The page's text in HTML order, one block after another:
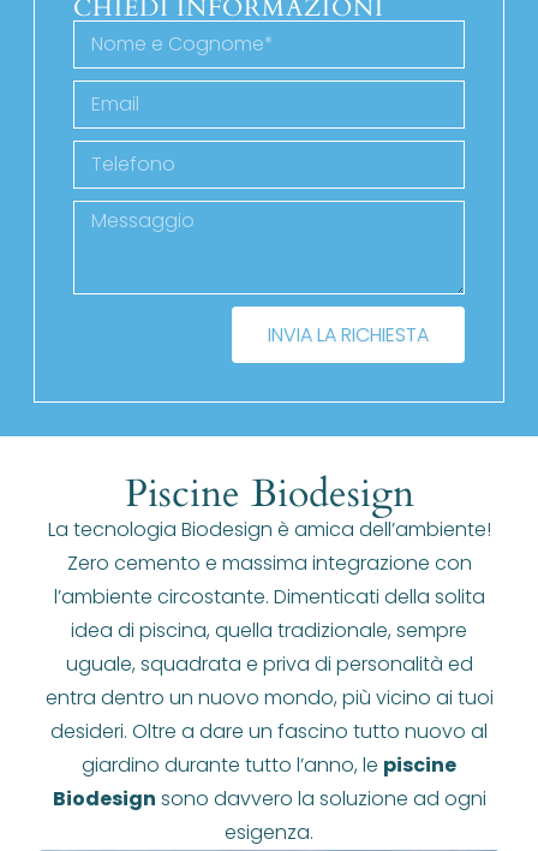
CHIEDI INFORMAZIONI
INVIA LA RICHIESTA
Piscine Biodesign
La tecnologia Biodesign è amica dell’ambiente!
Zero cemento e massima integrazione con
l’ambiente circostante. Dimenticati della solita
idea di piscina, quella tradizionale, sempre
uguale, squadrata e priva di personalità ed
entra dentro un nuovo mondo, più vicino ai tuoi
desideri. Oltre a dare un fascino tutto nuovo al
giardino durante tutto l’anno, le piscine
Biodesign sono davvero la soluzione ad ogni
esigenza.